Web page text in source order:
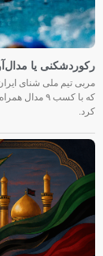
رکوردشکنی یا
مربی تیم ملی شنای
که با کسب ۹
کرد.